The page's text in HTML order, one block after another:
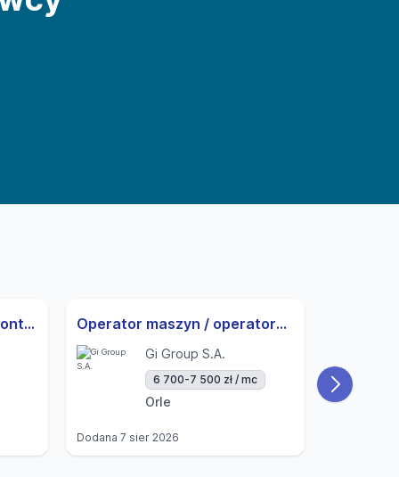
Pracownik budowlany - montaż systemów sprężania (k/m) Operator maszyn / operatorka maszyn | 3-zmiany | UoP | od zaraz
Gi Group S.A.
6 700-7 500 zł / mc
Orle
Dodana 7 sier 2026